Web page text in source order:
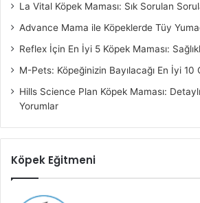
La Vital Köpek Maması: Sık Sorulan
Advance Mama ile Köpeklerde Tüy
Reflex İçin En İyi 5 Köpek Maması:
M-Pets: Köpeğinizin Bayılacağı En İyi 10
Hills Science Plan Köpek Maması:
Yorumlar
Köpek Eğitmeni